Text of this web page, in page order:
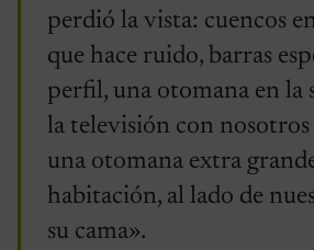
perdió la vista: cuencos
que hace ruido, barras
perfil, una otomana en la
la televisión con
una otomana extra
habitación, al lado de
su cama».